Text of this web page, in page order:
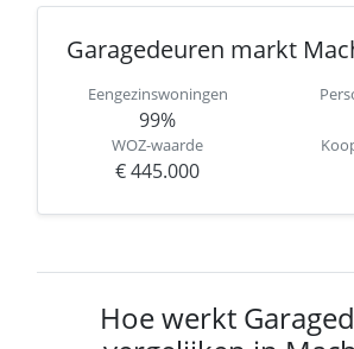
Garagedeuren markt
Eengezinswoningen
99%
WOZ-waarde
€ 445.000
Hoe werkt